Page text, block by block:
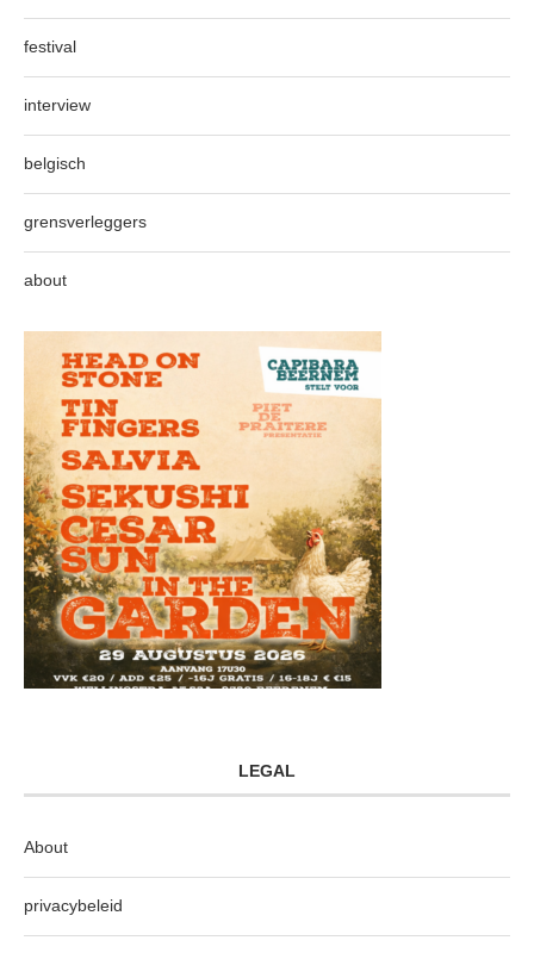
festival
interview
belgisch
grensverleggers
about
LEGAL
About
privacybeleid